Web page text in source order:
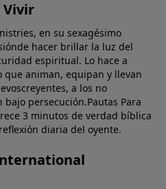
Vivir
en su sexagésimo
hacer brillar la luz del
espiritual. Lo hace a
que animan, equipan y llevan
a los no
persecución.Pautas Para
3 minutos de verdad bíblica
diaria del oyente.